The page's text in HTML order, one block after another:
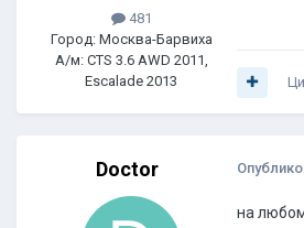
481
Город: Москва-Барвиха
А/м: CTS 3.6 AWD 2011,
Escalade 2013
Doctor
на